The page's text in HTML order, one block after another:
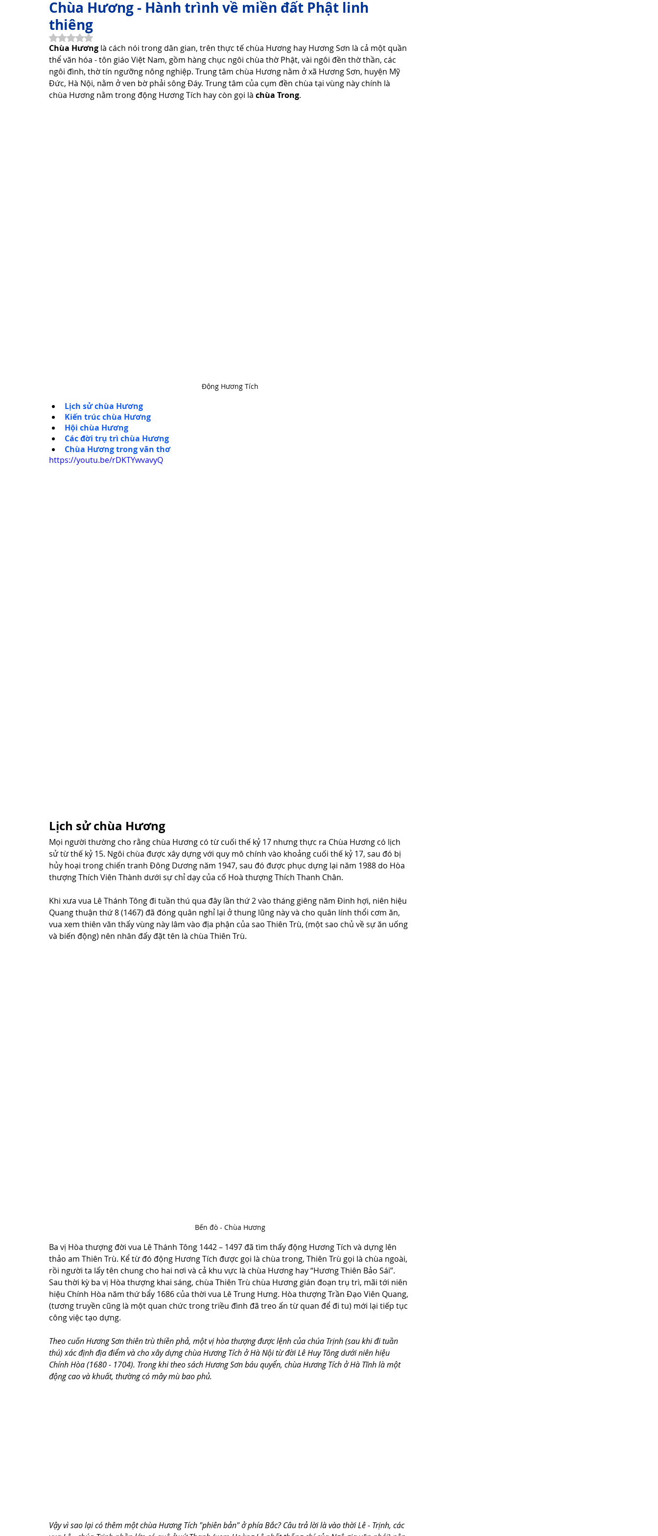
Thơ Hay Thơ Vui
Sức Khỏe Cách Làm Hay Khám Phá Cuộc Sống Công nghệ Thiết Bị Số
Chùa Hương - Hành trình về miền đất Phật linh
thiêng
Đã xếp hạng NaN/5 sao.
Chùa Hương là cách nói trong dân gian, trên thực tế chùa Hương hay Hương Sơn là cả một quần
thể văn hóa - tôn giáo Việt Nam, gồm hàng chục ngôi chùa thờ Phật, vài ngôi đền thờ thần, các
ngôi đình, thờ tín ngưỡng nông nghiệp. Trung tâm chùa Hương nằm ở xã Hương Sơn, huyện Mỹ
Đức, Hà Nội, nằm ở ven bờ phải sông Đáy. Trung tâm của cụm đền chùa tại vùng này chính là
chùa Hương nằm trong động Hương Tích hay còn gọi là chùa Trong.
Động Hương Tích
Lịch sử chùa Hương
Kiến trúc chùa Hương
Hội chùa Hương
Các đời trụ trì chùa Hương
Chùa Hương trong văn thơ
https://youtu.be/rDKTYwvavyQ
Lịch sử chùa Hương
Mọi người thường cho rằng chùa Hương có từ cuối thế kỷ 17 nhưng thực ra Chùa Hương có lịch
sử từ thế kỷ 15. Ngôi chùa được xây dựng với quy mô chính vào khoảng cuối thế kỷ 17, sau đó bị
hủy hoại trong chiến tranh Đông Dương năm 1947, sau đó được phục dựng lại năm 1988 do Hòa
thượng Thích Viên Thành dưới sự chỉ dạy của cố Hoà thượng Thích Thanh Chân.
Khi xưa vua Lê Thánh Tông đi tuần thú qua đây lần thứ 2 vào tháng giêng năm Đinh hợi, niên hiệu
Quang thuận thứ 8 (1467) đã đóng quân nghỉ lại ở thung lũng này và cho quân lính thổi cơm ăn,
vua xem thiên văn thấy vùng này lâm vào địa phận của sao Thiên Trù, (một sao chủ về sự ăn uống
và biến động) nên nhân đấy đặt tên là chùa Thiên Trù.
Bến đò - Chùa Hương
Ba vị Hòa thượng đời vua Lê Thánh Tông 1442 – 1497 đã tìm thấy động Hương Tích và dựng lên
thảo am Thiên Trù. Kể từ đó động Hương Tích được gọi là chùa trong, Thiên Trù gọi là chùa ngoài,
rồi người ta lấy tên chung cho hai nơi và cả khu vực là chùa Hương hay “Hương Thiên Bảo Sái”.
Sau thời kỳ ba vị Hòa thượng khai sáng, chùa Thiên Trù chùa Hương gián đoạn trụ trì, mãi tới niên
hiệu Chính Hòa năm thứ bẩy 1686 của thời vua Lê Trung Hưng. Hòa thượng Trần Đạo Viên Quang,
(tương truyền cũng là một quan chức trong triều đình đã treo ấn từ quan để đi tu) mới lại tiếp tục
công việc tạo dựng.
Theo cuốn Hương Sơn thiên trù thiền phả, một vị hòa thượng được lệnh của chúa Trịnh (sau khi đi tuần
thú) xác định địa điểm và cho xây dựng chùa Hương Tích ở Hà Nội từ đời Lê Huy Tông dưới niên hiệu
Chính Hòa (1680 - 1704). Trong khi theo sách Hương Sơn báu quyển, chùa Hương Tích ở Hà Tĩnh là một
động cao và khuất, thường có mây mù bao phủ.
Vậy vì sao lại có thêm một chùa Hương Tích "phiên bản" ở phía Bắc? Câu trả lời là vào thời Lê - Trịnh, các